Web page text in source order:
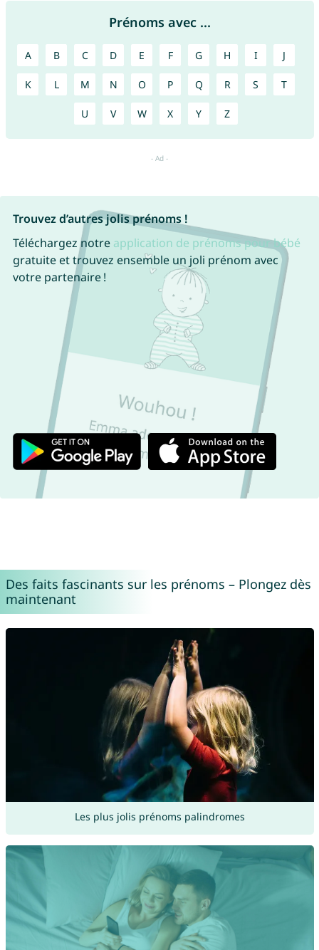
Prénoms avec ...
A B C D E F G H I J
K L M N O P Q R S T
U V W X Y Z
Trouvez d’autres jolis prénoms !
Téléchargez notre application de prénoms pour bébé
gratuite et trouvez ensemble un joli prénom avec
votre partenaire !
Des faits fascinants sur les prénoms – Plongez dès
maintenant
Les plus jolis prénoms palindromes